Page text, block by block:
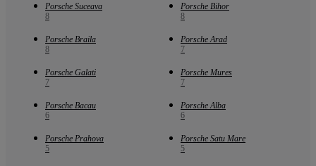
Porsche Suceava
8
Porsche Bihor
8
Porsche Braila
8
Porsche Arad
7
Porsche Galati
7
Porsche Mures
7
Porsche Bacau
6
Porsche Alba
6
Porsche Prahova
5
Porsche Satu Mare
5